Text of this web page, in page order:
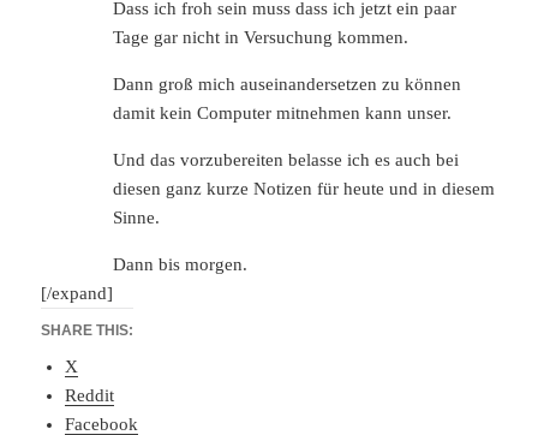
Dass ich froh sein muss dass ich jetzt ein paar
Tage gar nicht in Versuchung kommen.
Dann groß mich auseinandersetzen zu können
damit kein Computer mitnehmen kann unser.
Und das vorzubereiten belasse ich es auch bei
diesen ganz kurze Notizen für heute und in diesem
Sinne.
Dann bis morgen.
[/expand]
SHARE THIS:
X
Reddit
Facebook